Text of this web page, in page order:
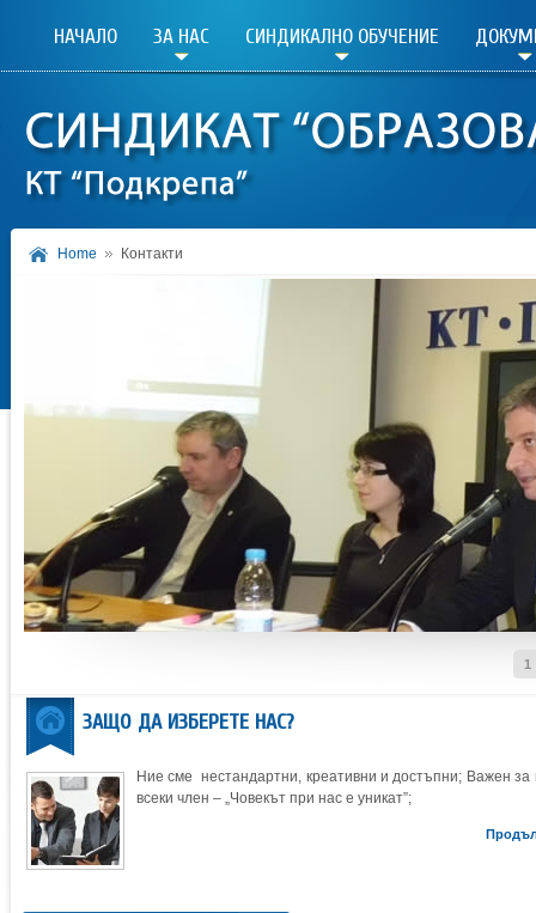
НАЧАЛО ЗА НАС СИНДИКАЛНО ОБУЧЕНИЕ
Home Контакти
1
ЗАЩО ДА ИЗБЕРЕТЕ НАС?
Ние сме нестандартни, креативни и достъпни; Важен за
всеки член – „Човекът при нас е уникат”;